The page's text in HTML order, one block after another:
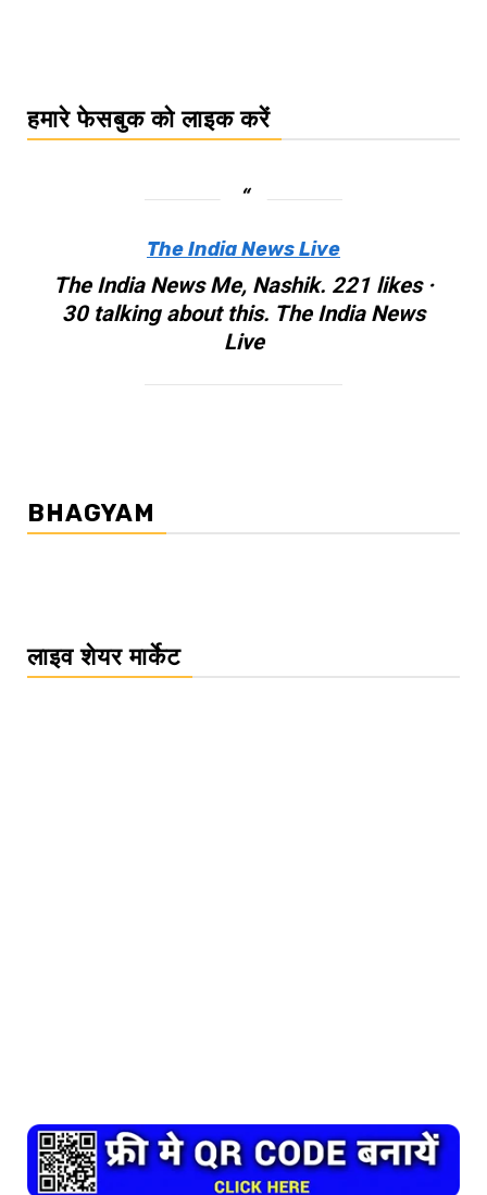
हमारे फेसबुक को लाइक करें
The India News Live
The India News Me, Nashik. 221 likes ·
30 talking about this. The India News
Live
BHAGYAM
लाइव शेयर मार्केट